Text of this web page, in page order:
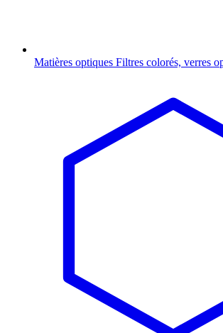
Matières optiques Filtres colorés, verres